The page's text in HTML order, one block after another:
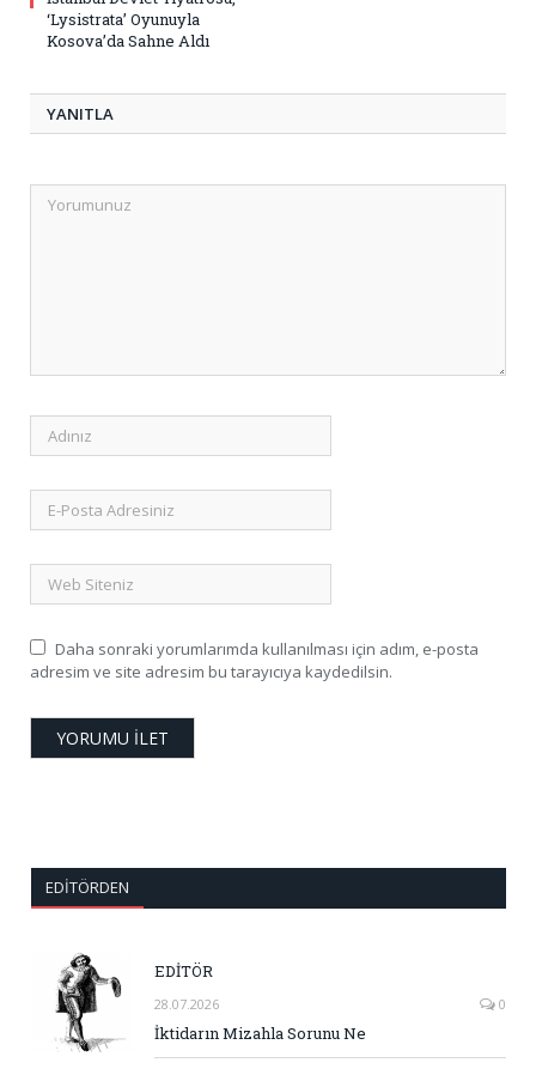
‘Lysistrata’ Oyunuyla
Kosova’da Sahne Aldı
YANITLA
Daha sonraki yorumlarımda kullanılması için adım, e-posta
adresim ve site adresim bu tarayıcıya kaydedilsin.
EDITÖRDEN
EDİTÖR
28.07.2026 0
İktidarın Mizahla Sorunu Ne